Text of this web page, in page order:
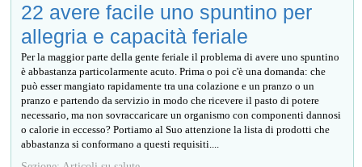
22 avere facile uno spuntino per
allegria e capacità feriale
Per la maggior parte della gente feriale il problema di avere uno spuntino
è abbastanza particolarmente acuto. Prima o poi c'è una domanda: che
può esser mangiato rapidamente tra una colazione e un pranzo o un
pranzo e partendo da servizio in modo che ricevere il pasto di potere
necessario, ma non sovraccaricare un organismo con componenti dannosi
o calorie in eccesso? Portiamo al Suo attenzione la lista di prodotti che
abbastanza si conformano a questi requisiti....